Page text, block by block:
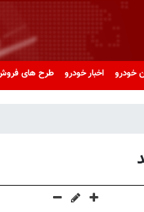
خودرو اخبار خودرو طرح های